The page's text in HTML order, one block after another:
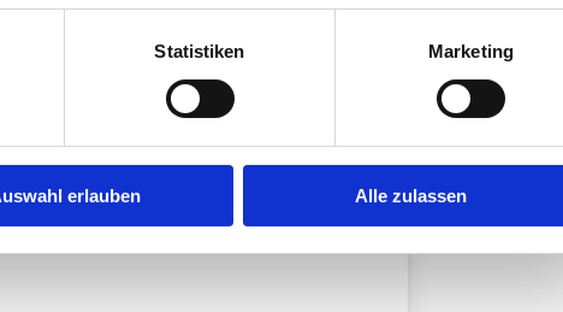
Statistiken Marketing
erlauben Alle zulassen
- 17:30
bis 19:00 geöffnet